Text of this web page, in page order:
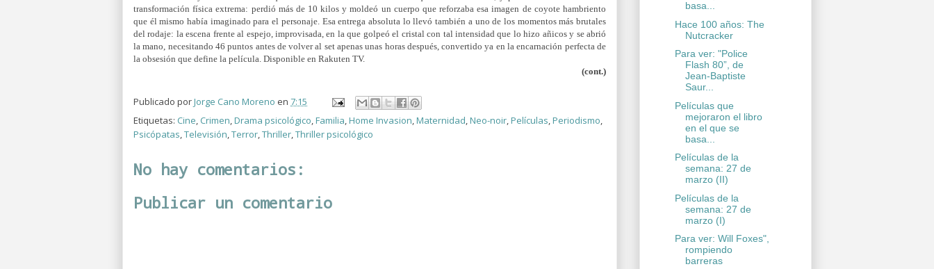
transformación física extrema: perdió más de 10 kilos y moldeó un cuerpo que reforzaba esa imagen de coyote hambriento
que él mismo había imaginado para el personaje. Esa entrega absoluta lo llevó también a uno de los momentos más brutales
del rodaje: la escena frente al espejo, improvisada, en la que golpeó el cristal con tal intensidad que lo hizo añicos y se abrió
la mano, necesitando 46 puntos antes de volver al set apenas unas horas después, convertido ya en la encarnación perfecta de
la obsesión que define la película. Disponible en Rakuten TV.
(cont.)
Publicado porJorge Cano Moreno en 7:15
Etiquetas: Cine, Crimen,Drama psicológico,Familia,Home Invasion,Maternidad,Neo-noir,Películas,Periodismo,
Psicópatas,Televisión,Terror,Thriller,Thriller psicológico
No hay comentarios:
Publicar un comentario
basa...
Hace 100 años: The
Nutcracker
Para ver: "Police
Flash 80”, de
Jean-Baptiste
Saur...
Películas que
mejoraron el libro
en el que se
basa...
Películas de la
semana: 27 de
marzo (II)
Películas de la
semana: 27 de
marzo (I)
Para ver: Will Foxes",
rompiendo
barreras